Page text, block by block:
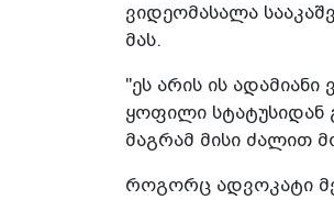
ვიდეომასალა
მას.
"ეს არის ის
ყოფილი სტატუსიდან
მაგრამ მისი ძალით
როგორც ადვოკატი